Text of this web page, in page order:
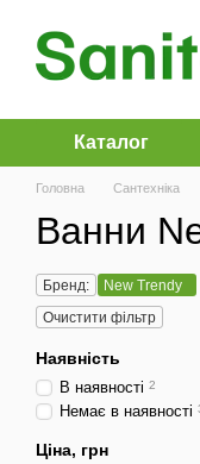
Перейти до основного
Каталог
Головна Сантехніка
Ванни
Бренд:
New Trendy
Очистити фільтр
Наявність
В наявності 2
Немає в наявності
Ціна, грн